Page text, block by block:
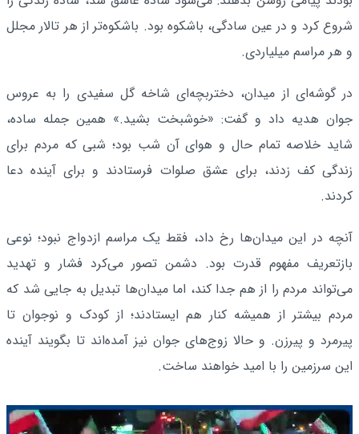
شروع کرد و در عین سادگی، باشکوه بود. باشکوه‌تر از هر تالار مجلل
و هر مراسم میلیاردی.
در گوشه‌ای از میدان، دختربچه‌ای شاخه گل سفیدی را به عروس
جوان هدیه داد و گفت: «خوشبخت بشید.» همین جمله ساده،
شاید خلاصه تمام حال و هوای آن شب بود؛ شبی که مردم برای
زندگی کف زدند، برای عشق صلوات فرستادند و برای آینده دعا
کردند.
آنچه در این میدان‌ها رخ داد، فقط یک مراسم ازدواج نبود؛ نوعی
بازتعریف مفهوم قدرت بود. دشمن تصور می‌کرد فشار و تهدید
می‌تواند مردم را از هم جدا کند، اما میدان‌ها تبدیل به جایی شد که
مردم بیشتر از همیشه کنار هم ایستادند؛ از کودک و نوجوان تا
پیرمرد و پیرزن. و حالا زوج‌های جوان نیز آمده‌اند تا بگویند آینده
این سرزمین را با امید خواهند ساخت.